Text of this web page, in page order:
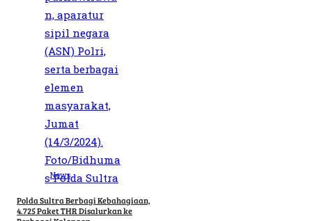
News
Polda Sultra Berbagi Kebahagiaan,
4.725 Paket THR Disalurkan ke